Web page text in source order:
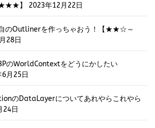
★★★】
2023年12月22日
自のOutlinerを作っちゃおう！【★★☆～
28日
のWorldContextをどうにかしたい
月25日
のDataLayerについてあれやらこれやら
24日